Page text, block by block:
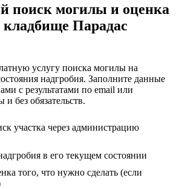
поиск могилы и оценка
кладбище Парадас
услугу поиска могилы на
надгробия. Заполните данные
с результатами по email или
без обязательств.
участка через администрацию
в его текущем состоянии
того, что нужно сделать (если